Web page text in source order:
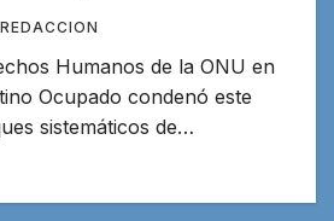
REDACCION
Humanos de la ONU en
Ocupado condenó este
sistemáticos de…